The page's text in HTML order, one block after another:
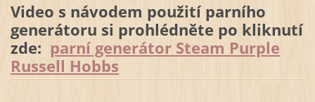
Video s návodem použití parního
generátoru si prohlédněte po kliknutí
zde: parní generátor Steam Purple
Russell Hobbs